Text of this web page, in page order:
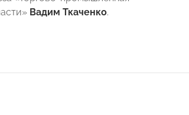
Вадим Ткаченко.